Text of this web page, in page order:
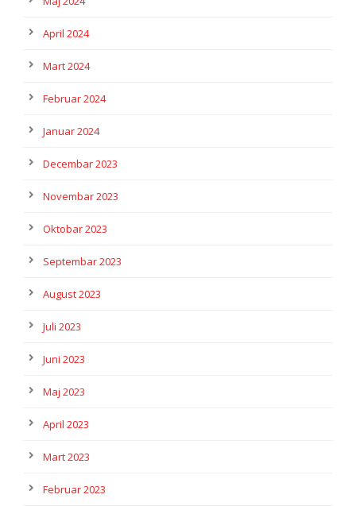
April 2024
Mart 2024
Februar 2024
Januar 2024
Decembar 2023
Novembar 2023
Oktobar 2023
Septembar 2023
August 2023
Juli 2023
Juni 2023
Maj 2023
April 2023
Mart 2023
Februar 2023